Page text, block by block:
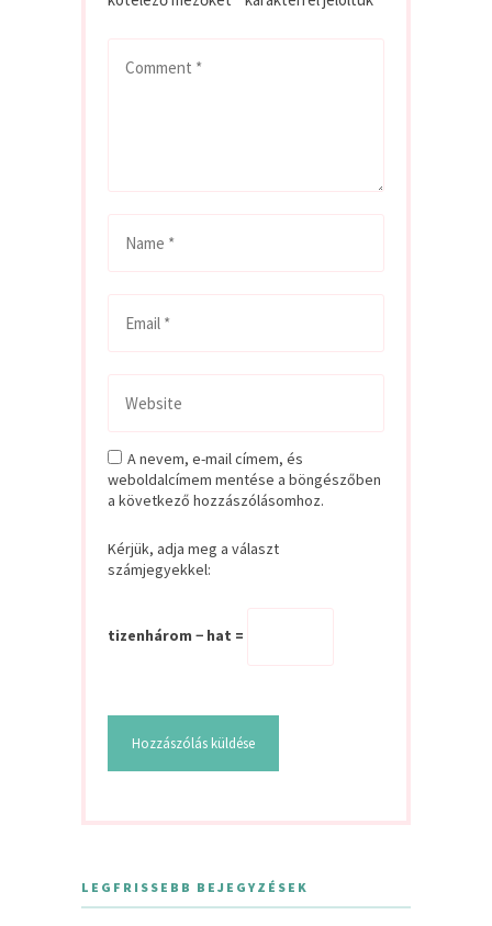
A nevem, e-mail címem, és
weboldalcímem mentése a böngészőben
a következő hozzászólásomhoz.
Kérjük, adja meg a választ
számjegyekkel:
tizenhárom − hat =
LEGFRISSEBB BEJEGYZÉSEK